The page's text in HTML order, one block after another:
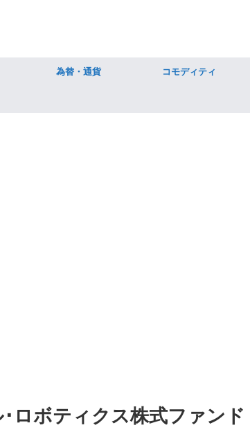
為替・通貨 コモディティ
ロボティクス株式ファンド